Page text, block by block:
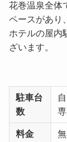
花巻温泉全体
ペースがあり
ホテルの屋内
ざいます。
駐車台
数
料金